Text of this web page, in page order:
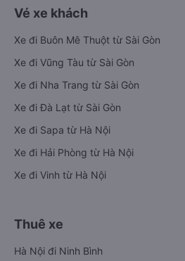
Vé xe khách
Xe đi Buôn Mê Thuột từ Sài Gòn
Xe đi Vũng Tàu từ Sài Gòn
Xe đi Nha Trang từ Sài Gòn
Xe đi Đà Lạt từ Sài Gòn
Xe đi Sapa từ Hà Nội
Xe đi Hải Phòng từ Hà Nội
Xe đi Vinh từ Hà Nội
Thuê xe
Hà Nội đi Ninh Bình